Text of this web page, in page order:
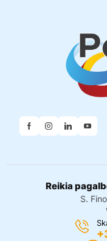
Reikia
S.